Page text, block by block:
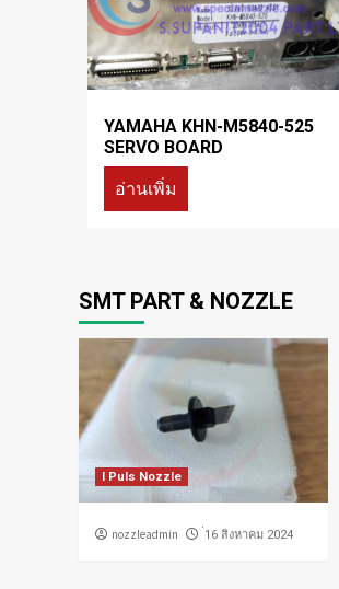
YAMAHA KHN-M5840-525
SERVO BOARD
อ่านเพิ่ม
SMT PART & NOZZLE
I Puls Nozzle
nozzleadmin ่16 สิงหาคม 2024